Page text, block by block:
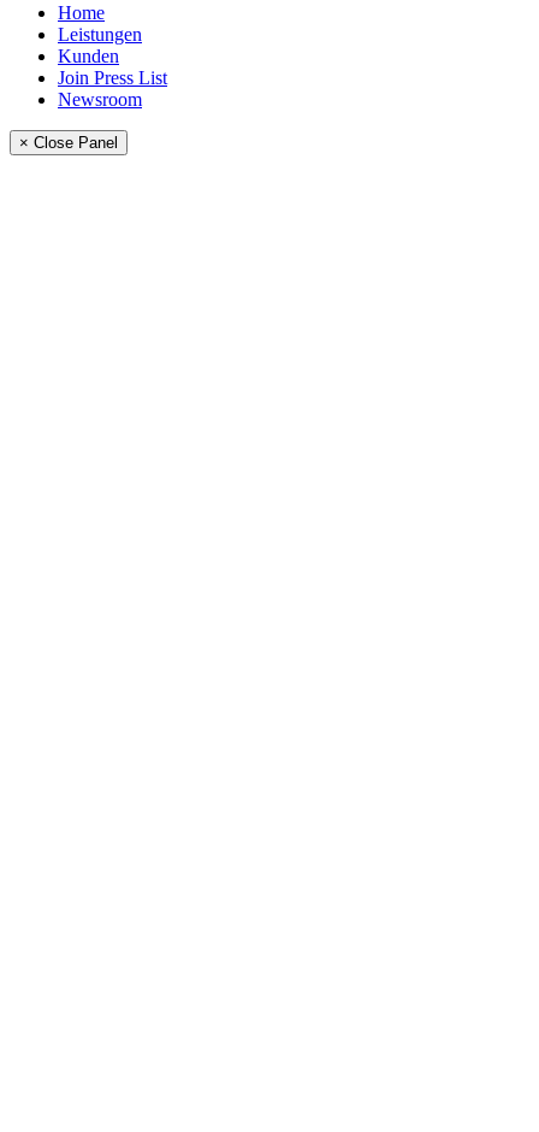
Home
Leistungen
Kunden
Join Press List
Newsroom
× Close Panel